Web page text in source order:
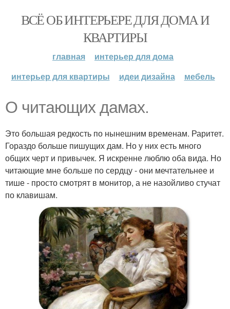
ВСЁ ОБ ИНТЕРЬЕРЕ ДЛЯ ДОМА И
КВАРТИРЫ
главная
интерьер для дома
интерьер для квартиры
идеи дизайна мебель
О читающих дамах.
Это большая редкость по нынешним временам. Раритет.
Гораздо больше пишущих дам. Но у них есть много
общих черт и привычек. Я искренне люблю оба вида. Но
читающие мне больше по сердцу - они мечтательнее и
тише - просто смотрят в монитор, а не назойливо стучат
по клавишам.